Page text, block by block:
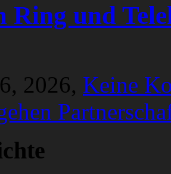
Ring und
2026, Keine